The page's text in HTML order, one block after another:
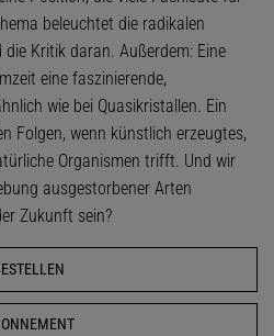
beleuchtet die radikalen
Kritik daran. Außerdem: Eine
eine faszinierende,
wie bei Quasikristallen. Ein
Folgen, wenn künstlich erzeugtes,
Organismen trifft. Und wir
ausgestorbener Arten
Zukunft sein?